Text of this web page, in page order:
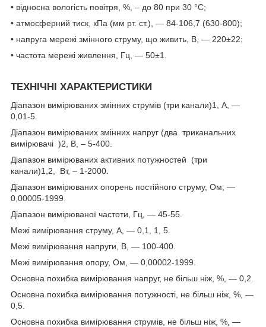
• відносна вологість повітря, %, – до 80 при 30 °C;
• атмосферний тиск, кПа (мм рт. ст.), — 84-106,7 (630-800);
• напруга мережі змінного струму, що живить, В, — 220±22;
• частота мережі живлення, Гц, — 50±1.
ТЕХНІЧНІ ХАРАКТЕРИСТИКИ
Діапазон вимірюваних змінних струмів (три канали)1
, А, —
0,01-5.
Діапазон вимірюваних змінних напруг (два триканальних
вимірювачі )2 , В, – 5-400.
Діапазон вимірюваних активних потужностей (три
канали)1,2 , Вт, – 1-2000.
Діапазон вимірюваних опорень постійного струму, Ом, —
0,00005-1999.
Діапазон вимірюваної частоти, Гц, — 45-55.
Межі вимірювання струму, А, — 0,1, 1, 5.
Межі вимірювання напруги, В, — 100-400.
Межі вимірювання опору, Ом, — 0,00002-1999.
Основна похибка вимірювання напруг, не більш ніж, %, — 0,2.
Основна похибка вимірювання потужності, не більш ніж, %, —
0,5.
Основна похибка вимірювання струмів, не більш ніж, %, —